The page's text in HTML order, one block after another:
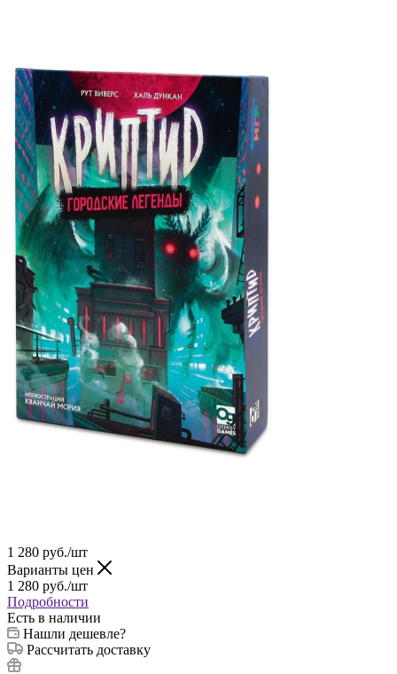
1 280 руб./шт
Варианты цен
1 280 руб./шт
Подробности
Есть в наличии
Нашли дешевле?
Рассчитать доставку